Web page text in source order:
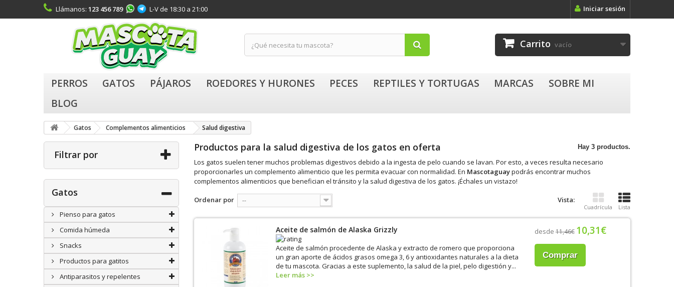
Iniciar sesión
Llámanos: 123 456 789 L-V de 18:30 a 21:00
Carrito vacío
PERROS GATOS PÁJAROS ROEDORES Y HURONES PECES REPTILES Y TORTUGAS MARCAS
SOBRE MI
BLOG
Gatos Complementos alimenticios Salud digestiva
Filtrar por
Gatos
Pienso para gatos
Comida húmeda
Snacks
Productos para gatitos
Antiparasitos y repelentes
Productos para la salud digestiva de los gatos en oferta Hay 3 productos.
Los gatos suelen tener muchos problemas digestivos debido a la ingesta de pelo cuando se lavan. Por esto, a veces resulta necesario
proporcionarles un complemento alimenticio que les permita evacuar con normalidad. En Mascotaguaypodrás encontrar muchos
complementos alimenticios que benefician el tránsito y la salud digestiva de los gatos. ¡Échales un vistazo!
Vista:
Cuadrícula Lista
Ordenar por --
Aceite de salmón de Alaska Grizzly
Aceite de salmón procedente de Alaska y extracto de romero que proporciona
un gran aporte de ácidos grasos omega 3, 6 y antioxidantes naturales a la dieta
de tu mascota. Gracias a este suplemento, la salud de la piel, pelo digestión y...
Leer más >>
desde 11,46€ 10,31€
Comprar